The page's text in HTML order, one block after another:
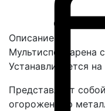
Спасибо,
Описание
Мультиспортарена
Устанавливается
Представляет
огороженную